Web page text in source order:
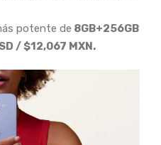
potente de 8GB+256GB
/ $12,067 MXN.